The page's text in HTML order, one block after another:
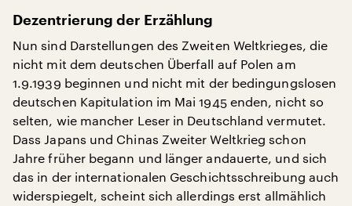
Dezentrierung der Erzählung
Nun sind Darstellungen des Zweiten Weltkrieges, die
nicht mit dem deutschen Überfall auf Polen am
1.9.1939 beginnen und nicht mit der bedingungslosen
deutschen Kapitulation im Mai 1945 enden, nicht so
selten, wie mancher Leser in Deutschland vermutet.
Dass Japans und Chinas Zweiter Weltkrieg schon
Jahre früher begann und länger andauerte, und sich
das in der internationalen Geschichtsschreibung auch
widerspiegelt, scheint sich allerdings erst allmählich